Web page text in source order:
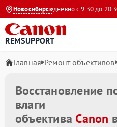
Новосибирск
Яндекс Ежедневно с 9:30 до 20:30
REMSUPPORT
Главная Ремонт объективов
Восстановление
влаги
объектива Canon